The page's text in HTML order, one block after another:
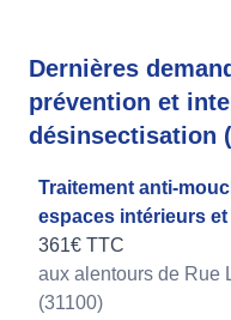
Dernières
prévention et
désinsectisation
Traitement anti-
espaces intérieurs
361€ TTC
aux alentours de Rue
(31100)